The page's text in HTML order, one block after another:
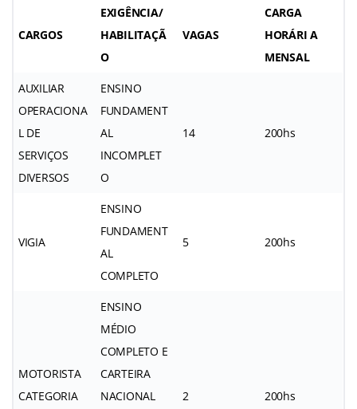
CARGOS
EXIGÊNCIA/
HABILITAÇÃ
O
VAGAS
CARGA
HORÁRI A
MENSAL
AUXILIAR
OPERACIONA
L DE
SERVIÇOS
DIVERSOS
ENSINO
FUNDAMENT
AL
INCOMPLET
O
14 200hs
VIGIA
ENSINO
FUNDAMENT
AL
COMPLETO
5 200hs
MOTORISTA
CATEGORIA
ENSINO
MÉDIO
COMPLETO E
CARTEIRA
NACIONAL
2 200hs